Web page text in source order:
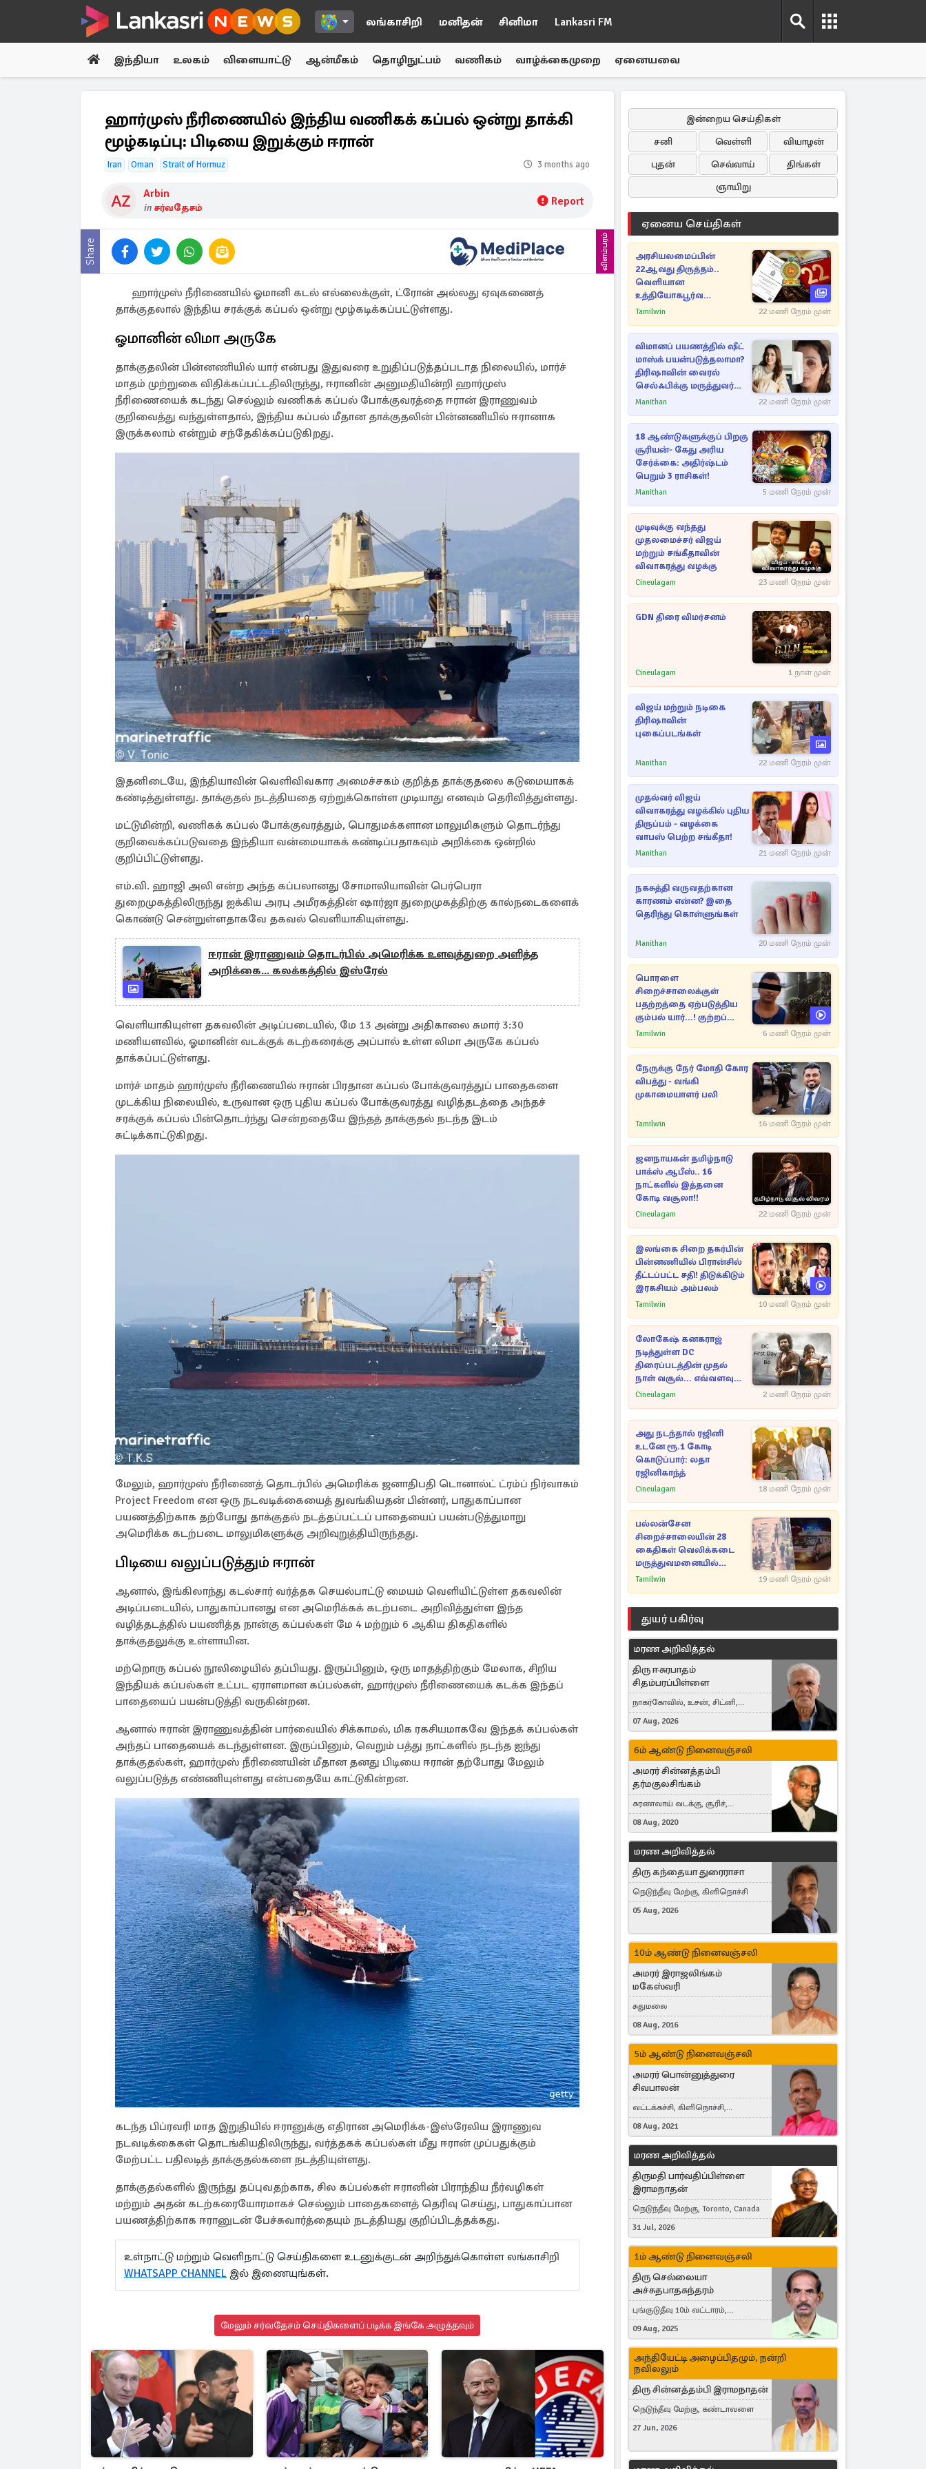
லங்காசிறி மனிதன் சினிமா Lankasri FM
இந்தியா உலகம் விளையாட்டு ஆன்மீகம் தொழிநுட்பம் வணிகம் வாழ்க்கைமுறை ஏனையவை
ஹார்முஸ் நீரிணையில் இந்திய வணிகக் கப்பல் ஒன்று தாக்கி
மூழ்கடிப்பு: பிடியை இறுக்கும் ஈரான்
Iran Oman Strait of Hormuz 3 months ago
Arbin
in சர்வதேசம் Report
Share விளம்பரம்
ஹார்முஸ் நீரிணையில் ஓமானி கடல் எல்லைக்குள், ட்ரோன் அல்லது ஏவுகணைத்
தாக்குதலால் இந்திய சரக்குக் கப்பல் ஒன்று மூழ்கடிக்கப்பட்டுள்ளது.
ஓமானின் லிமா அருகே
தாக்குதலின் பின்னணியில் யார் என்பது இதுவரை உறுதிப்படுத்தப்படாத நிலையில், மார்ச்
மாதம் முற்றுகை விதிக்கப்பட்டதிலிருந்து, ஈரானின் அனுமதியின்றி ஹார்முஸ்
நீரிணையைக் கடந்து செல்லும் வணிகக் கப்பல் போக்குவரத்தை ஈரான் இராணுவம்
குறிவைத்து வந்துள்ளதால், இந்திய கப்பல் மீதான தாக்குதலின் பின்னணியில் ஈரானாக
இருக்கலாம் என்றும் சந்தேகிக்கப்படுகிறது.
இதனிடையே, இந்தியாவின் வெளிவிவகார அமைச்சகம் குறித்த தாக்குதலை கடுமையாகக்
கண்டித்துள்ளது. தாக்குதல் நடத்தியதை ஏற்றுக்கொள்ள முடியாது எனவும் தெரிவித்துள்ளது.
மட்டுமின்றி, வணிகக் கப்பல் போக்குவரத்தும், பொதுமக்களான மாலுமிகளும் தொடர்ந்து
குறிவைக்கப்படுவதை இந்தியா வன்மையாகக் கண்டிப்பதாகவும் அறிக்கை ஒன்றில்
குறிப்பிட்டுள்ளது.
எம்.வி. ஹாஜி அலி என்ற அந்த கப்பலானது சோமாலியாவின் பெர்பெரா
துறைமுகத்திலிருந்து ஐக்கிய அரபு அமீரகத்தின் ஷார்ஜா துறைமுகத்திற்கு கால்நடைகளைக்
கொண்டு சென்றுள்ளதாகவே தகவல் வெளியாகியுள்ளது.
ஈரான் இராணுவம் தொடர்பில் அமெரிக்க உளவுத்துறை அளித்த
அறிக்கை... கலக்கத்தில் இஸ்ரேல்
வெளியாகியுள்ள தகவலின் அடிப்படையில், மே 13 அன்று அதிகாலை சுமார் 3:30
மணியளவில், ஓமானின் வடக்குக் கடற்கரைக்கு அப்பால் உள்ள லிமா அருகே கப்பல்
தாக்கப்பட்டுள்ளது.
மார்ச் மாதம் ஹார்முஸ் நீரிணையில் ஈரான் பிரதான கப்பல் போக்குவரத்துப் பாதைகளை
முடக்கிய நிலையில், உருவான ஒரு புதிய கப்பல் போக்குவரத்து வழித்தடத்தை அந்தச்
சரக்குக் கப்பல் பின்தொடர்ந்து சென்றதையே இந்தத் தாக்குதல் நடந்த இடம்
சுட்டிக்காட்டுகிறது.
மேலும், ஹார்முஸ் நீரிணைத் தொடர்பில் அமெரிக்க ஜனாதிபதி டொனால்ட் ட்ரம்ப் நிர்வாகம்
Project Freedom என ஒரு நடவடிக்கையைத் துவங்கியதன் பின்னர், பாதுகாப்பான
பயணத்திற்காக தற்போது தாக்குதல் நடத்தப்பட்டப் பாதையைப் பயன்படுத்துமாறு
அமெரிக்க கடற்படை மாலுமிகளுக்கு அறிவுறுத்தியிருந்தது.
பிடியை வலுப்படுத்தும் ஈரான்
ஆனால், இங்கிலாந்து கடல்சார் வர்த்தக செயல்பாட்டு மையம் வெளியிட்டுள்ள தகவலின்
அடிப்படையில், பாதுகாப்பானது என அமெரிக்கக் கடற்படை அறிவித்துள்ள இந்த
வழித்தடத்தில் பயணித்த நான்கு கப்பல்கள் மே 4 மற்றும் 6 ஆகிய திகதிகளில்
தாக்குதலுக்கு உள்ளாயின.
மற்றொரு கப்பல் நூலிழையில் தப்பியது. இருப்பினும், ஒரு மாதத்திற்கும் மேலாக, சிறிய
இந்தியக் கப்பல்கள் உட்பட ஏராளமான கப்பல்கள், ஹார்முஸ் நீரிணையைக் கடக்க இந்தப்
பாதையைப் பயன்படுத்தி வருகின்றன.
ஆனால் ஈரான் இராணுவத்தின் பார்வையில் சிக்காமல், மிக ரகசியமாகவே இந்தக் கப்பல்கள்
அந்தப் பாதையைக் கடந்துள்ளன. இருப்பினும், வெறும் பத்து நாட்களில் நடந்த ஐந்து
தாக்குதல்கள், ஹார்முஸ் நீரிணையின் மீதான தனது பிடியை ஈரான் தற்போது மேலும்
வலுப்படுத்த எண்ணியுள்ளது என்பதையே காட்டுகின்றன.
கடந்த பிப்ரவரி மாத இறுதியில் ஈரானுக்கு எதிரான அமெரிக்க-இஸ்ரேலிய இராணுவ
நடவடிக்கைகள் தொடங்கியதிலிருந்து, வர்த்தகக் கப்பல்கள் மீது ஈரான் முப்பதுக்கும்
மேற்பட்ட பதிலடித் தாக்குதல்களை நடத்தியுள்ளது.
தாக்குதல்களில் இருந்து தப்புவதற்காக, சில கப்பல்கள் ஈரானின் பிராந்திய நீர்வழிகள்
மற்றும் அதன் கடற்கரையோரமாகச் செல்லும் பாதைகளைத் தெரிவு செய்து, பாதுகாப்பான
பயணத்திற்காக ஈரானுடன் பேச்சுவார்த்தையும் நடத்தியது குறிப்பிடத்தக்கது.
உள்நாட்டு மற்றும் வெளிநாட்டு செய்திகளை உடனுக்குடன் அறிந்துக்கொள்ள லங்காசிறி
WHATSAPP CHANNEL இல் இணையுங்கள்.
மேலும் சர்வதேசம் செய்திகளைப் படிக்க இங்கே அழுத்தவும்
இன்றைய செய்திகள்
சனி
வெள்ளி
வியாழன்
புதன்
செவ்வாய்
திங்கள்
ஞாயிறு
ஏனைய செய்திகள்
அரசியலமைப்பின்
22ஆவது திருத்தம்..
வெளியான
உத்தியோகபூர்வ
அறிவிப்பு!
Tamilwin 22 மணி நேரம் முன்
விமானப் பயணத்தில் ஷீட்
மாஸ்க் பயன்படுத்தலாமா?
திரிஷாவின் வைரல்
செல்ஃபிக்கு மருத்துவர்
விளக்கம்
Manithan 22 மணி நேரம் முன்
18 ஆண்டுகளுக்குப் பிறகு
சூரியன்- கேது அரிய
சேர்க்கை: அதிர்ஷ்டம்
பெறும் 3 ராசிகள்!
Manithan 5 மணி நேரம் முன்
முடிவுக்கு வந்தது
முதலமைச்சர் விஜய்
மற்றும் சங்கீதாவின்
விவாகரத்து வழக்கு
Cineulagam 23 மணி நேரம் முன்
GDN திரை விமர்சனம்
Cineulagam 1 நாள் முன்
விஜய் மற்றும் நடிகை
திரிஷாவின்
புகைப்படங்கள்
Manithan 22 மணி நேரம் முன்
முதல்வர் விஜய்
விவாகரத்து வழக்கில் புதிய
திருப்பம் - வழக்கை
வாபஸ் பெற்ற சங்கீதா!
Manithan 21 மணி நேரம் முன்
நகசுத்தி வருவதற்கான
காரணம் என்ன? இதை
தெரிந்து கொள்ளுங்கள்
Manithan 20 மணி நேரம் முன்
பொரளை
சிறைச்சாலைக்குள்
பதற்றத்தை ஏற்படுத்திய
கும்பல் யார்...! குற்றப்
பின்னணி தொடர்பில்
Tamilwin 6 மணி நேரம் முன்
நேருக்கு நேர் மோதி கோர
விபத்து - வங்கி
முகாமையாளர் பலி
Tamilwin 16 மணி நேரம் முன்
ஜனநாயகன் தமிழ்நாடு
பாக்ஸ் ஆபீஸ்.. 16
நாட்களில் இத்தனை
கோடி வசூலா!!
Cineulagam 22 மணி நேரம் முன்
இலங்கை சிறை தகர்பின்
பின்னணியில் பிரான்சில்
தீட்டப்பட்ட சதி! திடுக்கிடும்
இரகசியம் அம்பலம்
Tamilwin 10 மணி நேரம் முன்
லோகேஷ் கனகராஜ்
நடித்துள்ள DC
திரைப்படத்தின் முதல்
நாள் வசூல்... எவ்வளவு
தெரியுமா?
Cineulagam 2 மணி நேரம் முன்
அது நடந்தால் ரஜினி
உடனே ரூ.1 கோடி
கொடுப்பார்: லதா
ரஜினிகாந்த்
Cineulagam 18 மணி நேரம் முன்
பல்லன்சேன
சிறைச்சாலையின் 28
கைதிகள் வெலிக்கடை
மருத்துவமனையில்
அனுமதி
Tamilwin 19 மணி நேரம் முன்
துயர் பகிர்வு
மரண அறிவித்தல்
திரு ஈசுரபாதம்
சிதம்பரப்பிள்ளை
நாகர்கோவில், உசன், சிட்னி,
Australia
07 Aug, 2026
6ம் ஆண்டு நினைவஞ்சலி
அமரர் சின்னத்தம்பி
தர்மகுலசிங்கம்
கரணவாய் வடக்கு, சூரிச்,
Switzerland
08 Aug, 2020
மரண அறிவித்தல்
திரு கந்தையா துரைராசா
நெடுந்தீவு மேற்கு, கிளிநொச்சி
05 Aug, 2026
10ம் ஆண்டு நினைவஞ்சலி
அமரர் இராஜலிங்கம்
மகேஸ்வரி
சுதுமலை
08 Aug, 2016
5ம் ஆண்டு நினைவஞ்சலி
அமரர் பொன்னுத்துரை
சிவபாலன்
வட்டக்கச்சி, கிளிநொச்சி,
வட்டக்கச்சி இராமநாதபுரம்
08 Aug, 2021
மரண அறிவித்தல்
திருமதி பார்வதிப்பிள்ளை
இராமநாதன்
நெடுந்தீவு மேற்கு, Toronto, Canada
31 Jul, 2026
1ம் ஆண்டு நினைவஞ்சலி
திரு செல்லையா
அச்சுதபாதசுந்தரம்
புங்குடுதீவு 10ம் வட்டாரம்,
கொள்ளுப்பிட்டி
09 Aug, 2025
அந்தியேட்டி அழைப்பிதழும், நன்றி
நவிலலும்
திரு சின்னத்தம்பி இராமநாதன்
நெடுந்தீவு மேற்கு, கண்டாவளை
27 Jun, 2026